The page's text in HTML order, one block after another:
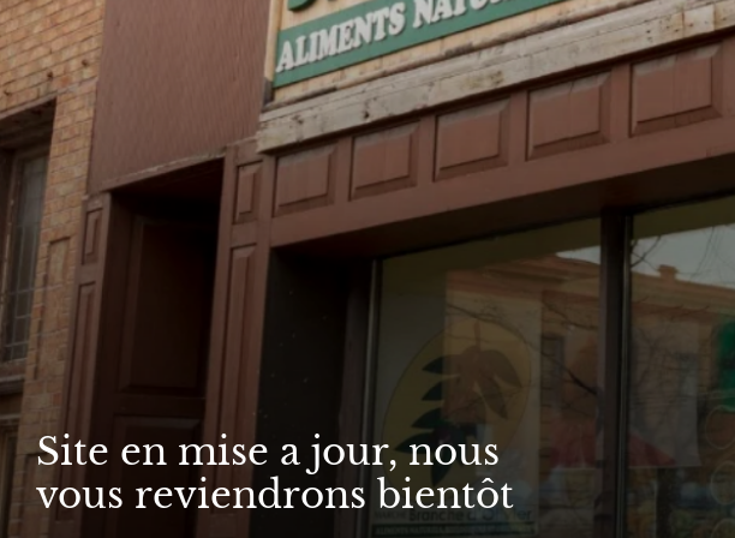
Site en mise a jour, nous
vous reviendrons bientôt